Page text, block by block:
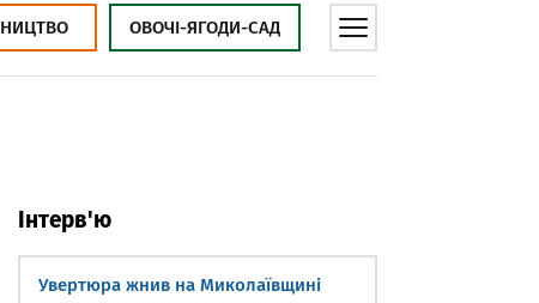
ОВОЧІ-ЯГОДИ-САД
Інтерв'ю
Увертюра жнив на Миколаївщині